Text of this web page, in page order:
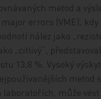
metod a
major errors (VME),
nález jako
„citlivý“,
13,8 %. Vysoký
metod
laboratořích, může